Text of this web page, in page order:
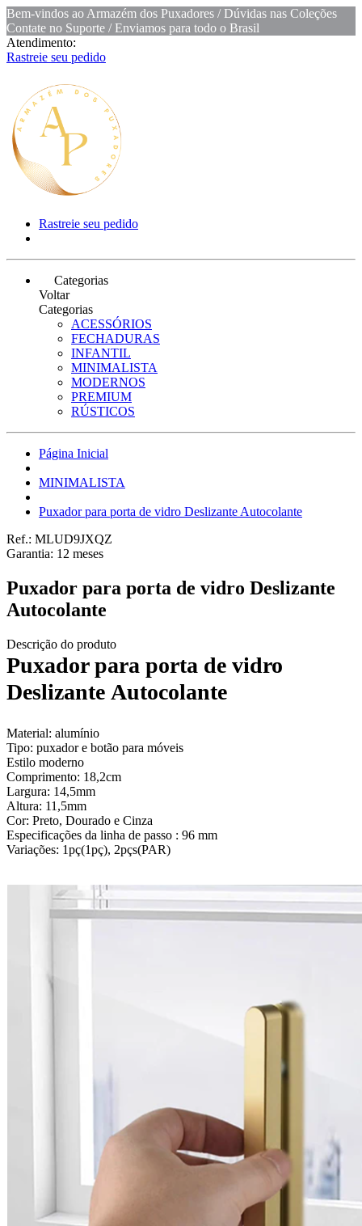
Bem-vindos ao Armazém dos Puxadores / Dúvidas nas Coleções
Contate no Suporte / Enviamos para todo o Brasil
Atendimento:
Rastreie seu pedido
Rastreie seu pedido
Categorias
Voltar
Categorias
ACESSÓRIOS
FECHADURAS
INFANTIL
MINIMALISTA
MODERNOS
PREMIUM
RÚSTICOS
Página Inicial
MINIMALISTA
Puxador para porta de vidro Deslizante Autocolante
Ref.: MLUD9JXQZ
Garantia: 12 meses
Puxador para porta de vidro Deslizante
Autocolante
Descrição do produto
Puxador para porta de vidro
Deslizante Autocolante
Material: alumínio
Tipo: puxador e botão para móveis
Estilo moderno
Comprimento: 18,2cm
Largura: 14,5mm
Altura: 11,5mm
Cor: Preto, Dourado e Cinza
Especificações da linha de passo : 96 mm
Variações: 1pç(1pç), 2pçs(PAR)